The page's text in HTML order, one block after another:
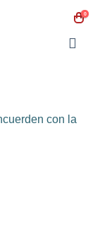
0
con la